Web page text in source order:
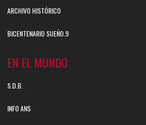
ARCHIVO HISTÓRICO
BICENTENARIO SUEÑO.9
EN EL MUNDO
S.D.B.
INFO ANS